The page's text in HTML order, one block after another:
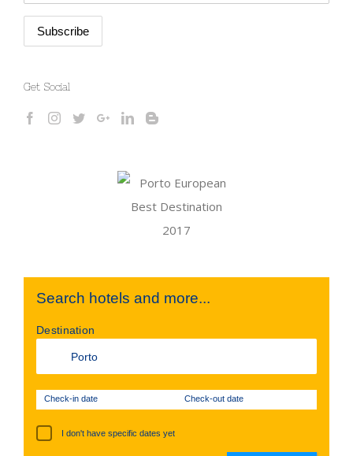
Get Social
Search hotels and more...
Destination
Check-in date Check-out date
I don't have specific dates yet